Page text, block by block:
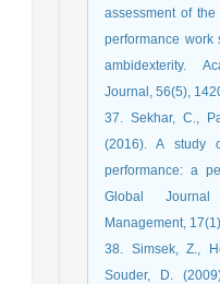
assessment of
performance work
ambidexterity.
Journal, 56(5),
37. Sekhar, C.,
(2016). A study
performance: a
Global
Management,
38. Simsek, Z.,
Souder, D.